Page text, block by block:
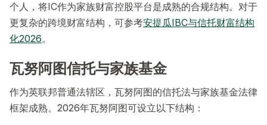
个人，将IC作为家族财富控股平台是成熟的合规结构。对于
更复杂的跨境财富结构，可参考安提瓜IBC与信托财富结构
化2026。
瓦努阿图信托与家族基金
作为英联邦普通法辖区，瓦努阿图的信托法与家族基金法律
框架成熟。2026年瓦努阿图可设立以下结构：